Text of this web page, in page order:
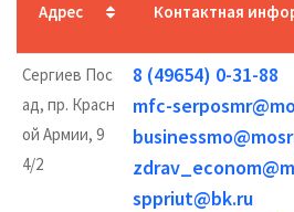
Адрес Контактная
Сергиев Пос
ад, пр. Красн
ой Армии, 9
4/2
8 (49654) 0-31-88
mfc-
sppriut@bk.ru